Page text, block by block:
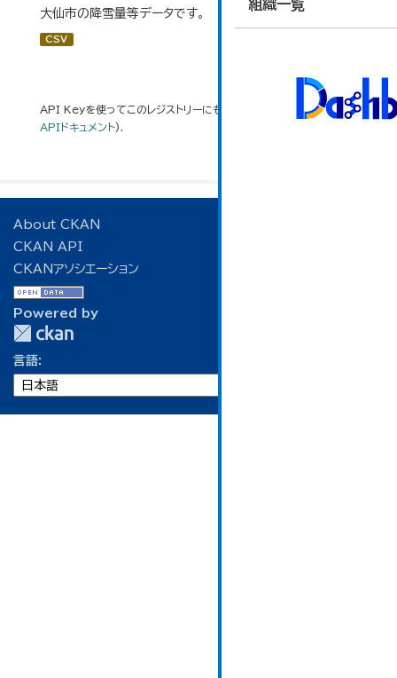
組織一覧
大仙市の降雪量等データです。
CSV
API Keyを使ってこのレジストリーにもアクセス可能ですAPI(see
APIドキュメント).
About CKAN
CKAN API
CKANアソシエーション
Powered by
言語